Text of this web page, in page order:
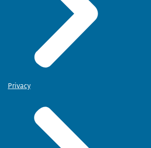
Privacy